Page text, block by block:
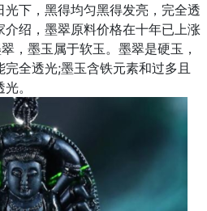
下，黑得均匀黑得发亮，完全透
绍，墨翠原料价格在十年已上涨
，墨玉属于软玉。墨翠是硬玉，
全透光;墨玉含铁元素和过多且
。